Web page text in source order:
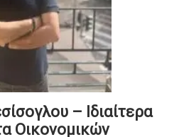
– Ιδιαίτερα
Οικονομικών